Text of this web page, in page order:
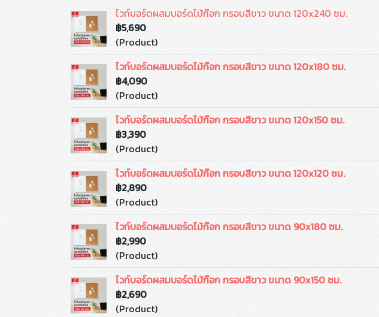
ไวท์บอร์ดผสมบอร์ดไม้ก๊อก กรอบสีขาว ขนาด 120x240 ซม.
฿5,690
(Product)
ไวท์บอร์ดผสมบอร์ดไม้ก๊อก กรอบสีขาว ขนาด 120x180 ซม.
฿4,090
(Product)
ไวท์บอร์ดผสมบอร์ดไม้ก๊อก กรอบสีขาว ขนาด 120x150 ซม.
฿3,390
(Product)
ไวท์บอร์ดผสมบอร์ดไม้ก๊อก กรอบสีขาว ขนาด 120x120 ซม.
฿2,890
(Product)
ไวท์บอร์ดผสมบอร์ดไม้ก๊อก กรอบสีขาว ขนาด 90x180 ซม.
฿2,990
(Product)
ไวท์บอร์ดผสมบอร์ดไม้ก๊อก กรอบสีขาว ขนาด 90x150 ซม.
฿2,690
(Product)